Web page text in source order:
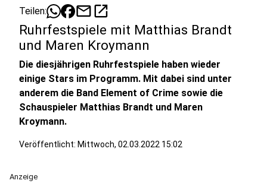
Teilen: mailopen_in_new
Ruhrfestspiele mit Matthias Brandt
und Maren Kroymann
Die diesjährigen Ruhrfestspiele haben wieder
einige Stars im Programm. Mit dabei sind unter
anderem die Band Element of Crime sowie die
Schauspieler Matthias Brandt und Maren
Kroymann.
Veröffentlicht: Mittwoch, 02.03.2022 15:02
Anzeige